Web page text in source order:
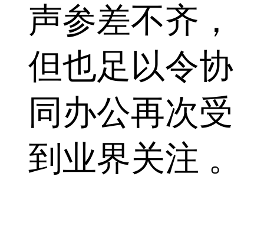
声参差不齐，
但也足以令协
同办公再次受
到业界关注 。